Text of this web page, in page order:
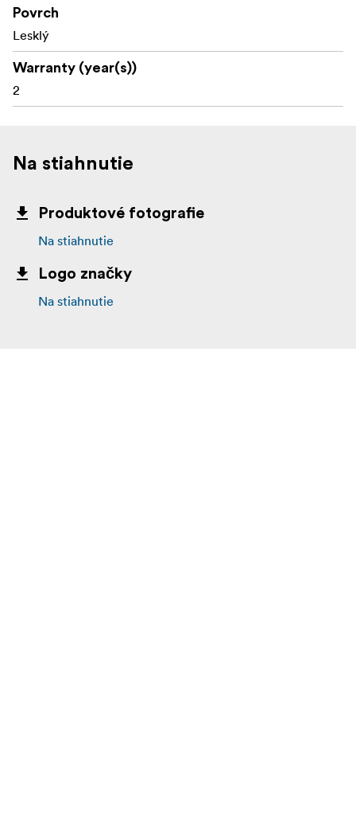
Povrch
Lesklý
Warranty (year(s))
2
Na stiahnutie
Produktové fotografie
Na stiahnutie
Logo značky
Na stiahnutie